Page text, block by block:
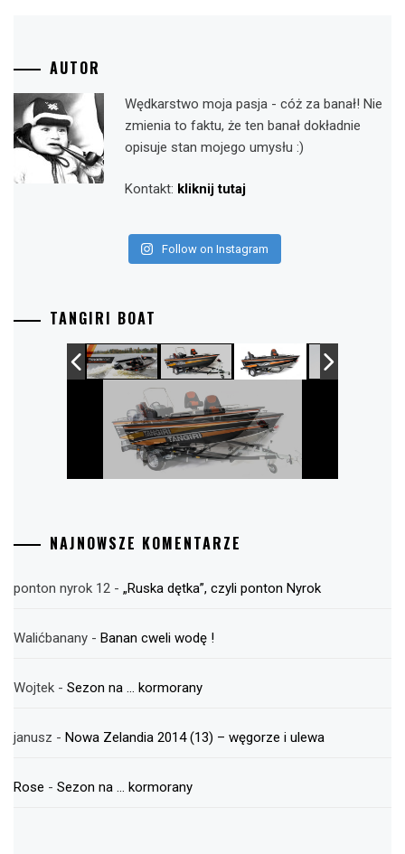
AUTOR
Wędkarstwo moja pasja - cóż za banał! Nie
zmienia to faktu, że ten banał dokładnie
opisuje stan mojego umysłu :)
Kontakt: kliknij tutaj
Follow on Instagram
TANGIRI BOAT
NAJNOWSZE KOMENTARZE
ponton nyrok 12 - „Ruska dętka”, czyli ponton Nyrok
Walićbanany - Banan cweli wodę !
Wojtek - Sezon na … kormorany
janusz - Nowa Zelandia 2014 (13) – węgorze i ulewa
Rose - Sezon na … kormorany